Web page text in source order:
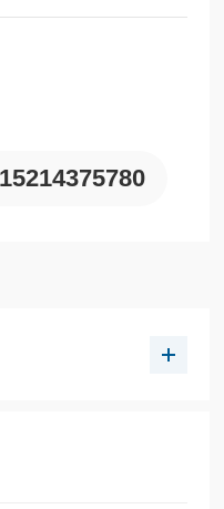
代理
机械设备有限公司
15214375780